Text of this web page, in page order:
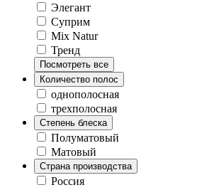
Элегант
Суприм
Mix Natur
Тренд
Посмотреть все
Количество полос
однополосная
трехполосная
Степень блеска
Полуматовый
Матовый
Страна производства
Россия